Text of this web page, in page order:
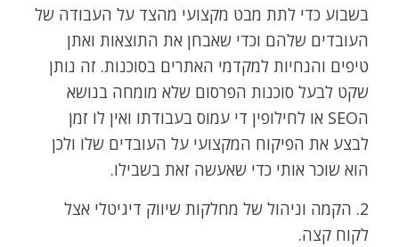
בשבוע כדי לתת מבט מקצועי מהצד על העבודה של
העובדים שלהם וכדי שאבחן את התוצאות ואתן
טיפים והנחיות למקדמי האתרים בסוכנות. זה נותן
שקט לבעל סוכנות הפרסום שלא מומחה בנושא
הSEO או לחילופין די עמוס בעבודתו ואין לו זמן
לבצע את הפיקוח המקצועי על העובדים שלו ולכן
הוא שוכר אותי כדי שאעשה זאת בשבילו.
2. הקמה וניהול של מחלקות שיווק דיגיטלי אצל
לקוח קצה.